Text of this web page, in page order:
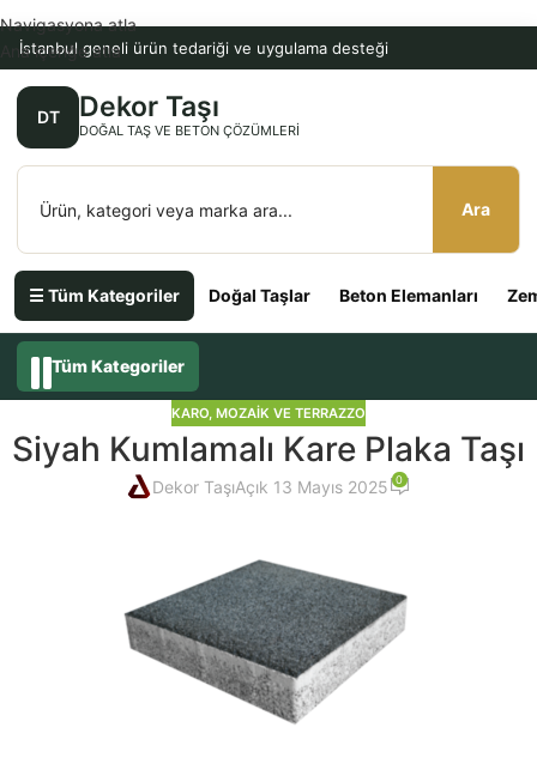
İstanbul geneli ürün tedariği ve uygulama desteği
DT Dekor Taşı
DOĞAL TAŞ VE BETON ÇÖZÜMLERI
Ara
☰ Tüm Kategoriler Doğal Taşlar Beton Elemanları
Navigasyona atla
Ana içeriğe atla
Tüm Kategoriler
KARO, MOZAIK VE TERRAZZO
Siyah Kumlamalı Kare Plaka Taşı
Dekor TaşıAçık 13 Mayıs 2025 0